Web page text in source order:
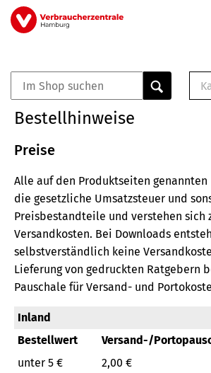
Direkt
zum
0
Elemente
Bestellhinweise
Preise
Alle auf den Produktseiten
die gesetzliche Umsatzsteuer und
Preisbestandteile und verstehen sich
Versandkosten. Bei Downloads
selbstverständlich keine
Lieferung von gedruckten Ratgebern
Pauschale für Versand- und
Inland
Bestellwert
Versand-/
unter 5 €
2,00 €